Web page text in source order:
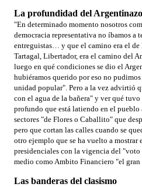
La profundidad del Argentinazo
"En determinado momento nosotros
democracia representativa no íbamos a
entreguistas… y que el camino era el de
Tartagal, Libertador, era el camino del
luego en qué condiciones se dio el
hubiéramos querido por eso no
unidad popular". Pero a la vez advirtió
con el agua de la bañera" y ver qué
profundo que está latiendo en el
sectores "de Flores o Caballito" que
pero que cortan las calles cuando se
otro ejemplo que se ha vuelto a mostrar
presidenciales con la vigencia del "voto
medio como Ambito Financiero "el
Las banderas del clasismo